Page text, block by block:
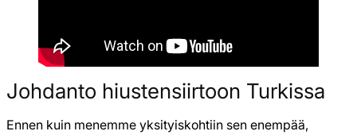
Johdanto hiustensiirtoon Turkissa
Ennen kuin menemme yksityiskohtiin sen enempää,